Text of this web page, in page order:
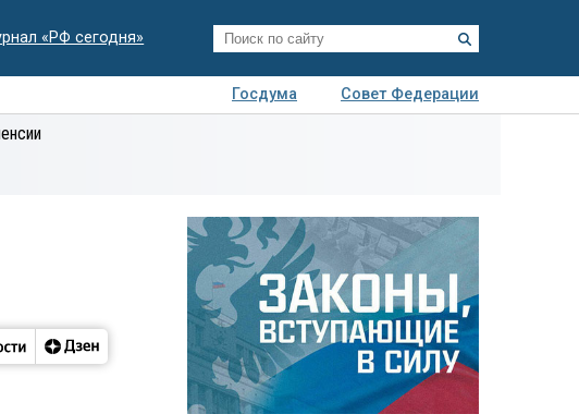
«РФ сегодня»
Госдума
Совет Федерации
Деловая